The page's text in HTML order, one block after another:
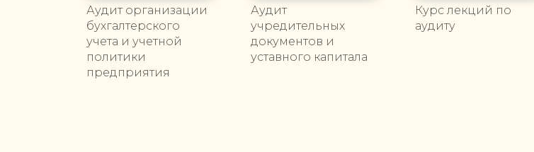
Аудит организации
бухгалтерского
учета и учетной
политики
предприятия
Аудит
учредительных
документов и
уставного капитала
Курс лекций по
аудиту